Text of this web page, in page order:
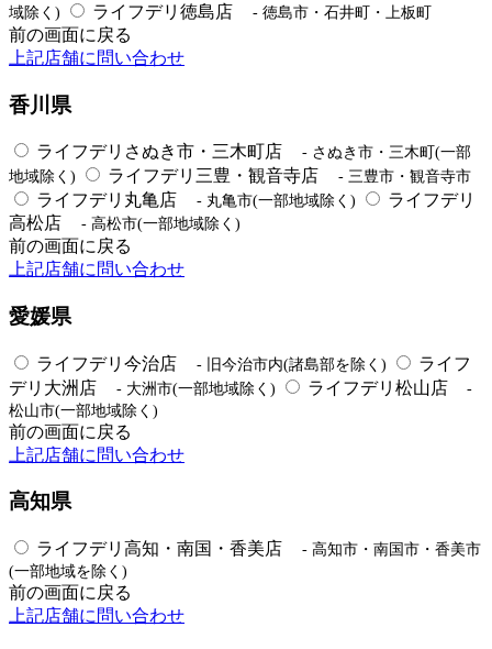
域除く)
ライフデリ徳島店 - 徳島市・石井町・上板町
前の画面に戻る
上記店舗に問い合わせ
香川県
ライフデリさぬき市・三木町店
- さぬき市・三木町(一部
地域除く)
ライフデリ三豊・観音寺店 - 三豊市・観音寺市
ライフデリ丸亀店 - 丸亀市(一部地域除く)
ライフデリ
高松店
- 高松市(一部地域除く)
前の画面に戻る
上記店舗に問い合わせ
愛媛県
ライフデリ今治店 - 旧今治市内(諸島部を除く)
ライフ
デリ大洲店
- 大洲市(一部地域除く) ライフデリ松山店
-
松山市(一部地域除く)
前の画面に戻る
上記店舗に問い合わせ
高知県
ライフデリ高知・南国・香美店
- 高知市・南国市・香美市
(一部地域を除く)
前の画面に戻る
上記店舗に問い合わせ